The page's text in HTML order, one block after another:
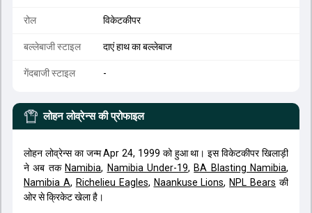
रोल विकेटकीपर
बल्लेबाजी स्टाइल दाएं हाथ का बल्लेबाज
गेंदबाजी स्टाइल -
लोहन लोव्रेन्स की प्रोफाइल
लोहन लोव्रेन्स का जन्म Apr 24, 1999 को हुआ था। इस विकेटकीपर खिलाड़ी
ने अब तक Namibia, Namibia Under-19, BA Blasting Namibia,
Namibia A, Richelieu Eagles, Naankuse Lions, NPL Bears की
ओर से क्रिकेट खेला है।